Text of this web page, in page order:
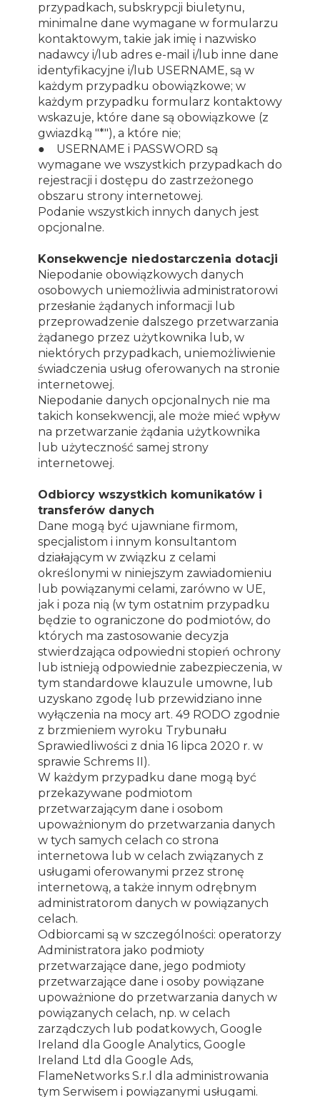
przypadkach, subskrypcji biuletynu,
minimalne dane wymagane w formularzu
kontaktowym, takie jak imię i nazwisko
nadawcy i/lub adres e-mail i/lub inne dane
identyfikacyjne i/lub USERNAME, są w
każdym przypadku obowiązkowe; w
każdym przypadku formularz kontaktowy
wskazuje, które dane są obowiązkowe (z
gwiazdką "*"), a które nie;
● USERNAME i PASSWORD są
wymagane we wszystkich przypadkach do
rejestracji i dostępu do zastrzeżonego
obszaru strony internetowej.
Podanie wszystkich innych danych jest
opcjonalne.
Konsekwencje niedostarczenia dotacji
Niepodanie obowiązkowych danych
osobowych uniemożliwia administratorowi
przesłanie żądanych informacji lub
przeprowadzenie dalszego przetwarzania
żądanego przez użytkownika lub, w
niektórych przypadkach, uniemożliwienie
świadczenia usług oferowanych na stronie
internetowej.
Niepodanie danych opcjonalnych nie ma
takich konsekwencji, ale może mieć wpływ
na przetwarzanie żądania użytkownika
lub użyteczność samej strony
internetowej.
Odbiorcy wszystkich komunikatów i
transferów danych
Dane mogą być ujawniane firmom,
specjalistom i innym konsultantom
działającym w związku z celami
określonymi w niniejszym zawiadomieniu
lub powiązanymi celami, zarówno w UE,
jak i poza nią (w tym ostatnim przypadku
będzie to ograniczone do podmiotów, do
których ma zastosowanie decyzja
stwierdzająca odpowiedni stopień ochrony
lub istnieją odpowiednie zabezpieczenia, w
tym standardowe klauzule umowne, lub
uzyskano zgodę lub przewidziano inne
wyłączenia na mocy art. 49 RODO zgodnie
z brzmieniem wyroku Trybunału
Sprawiedliwości z dnia 16 lipca 2020 r. w
sprawie Schrems II).
W każdym przypadku dane mogą być
przekazywane podmiotom
przetwarzającym dane i osobom
upoważnionym do przetwarzania danych
w tych samych celach co strona
internetowa lub w celach związanych z
usługami oferowanymi przez stronę
internetową, a także innym odrębnym
administratorom danych w powiązanych
celach.
Odbiorcami są w szczególności: operatorzy
Administratora jako podmioty
przetwarzające dane, jego podmioty
przetwarzające dane i osoby powiązane
upoważnione do przetwarzania danych w
powiązanych celach, np. w celach
zarządczych lub podatkowych, Google
Ireland dla Google Analytics, Google
Ireland Ltd dla Google Ads,
FlameNetworks S.r.l dla administrowania
tym Serwisem i powiązanymi usługami.